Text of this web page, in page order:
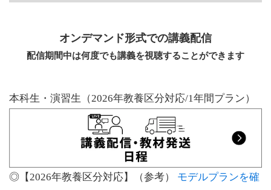
オンデマンド形式での講義配信
配信期間中は何度でも講義を視聴することができます
本科生・演習生（2026年教養区分対応/1年間プラン）
◎【2026年教養区分対応】（参考） モデルプランを確